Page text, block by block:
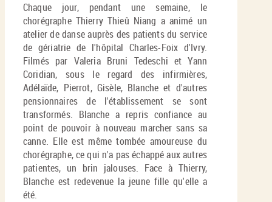
Chaque jour, pendant une semaine, le
chorégraphe Thierry Thieû Niang a animé un
atelier de danse auprès des patients du service
de gériatrie de l'hôpital Charles-Foix d'Ivry.
Filmés par Valeria Bruni Tedeschi et Yann
Coridian, sous le regard des infirmières,
Adélaïde, Pierrot, Gisèle, Blanche et d'autres
pensionnaires de l'établissement se sont
transformés. Blanche a repris confiance au
point de pouvoir à nouveau marcher sans sa
canne. Elle est même tombée amoureuse du
chorégraphe, ce qui n'a pas échappé aux autres
patientes, un brin jalouses. Face à Thierry,
Blanche est redevenue la jeune fille qu'elle a
été.